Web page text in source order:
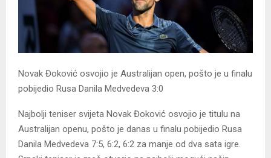
Novak Đoković osvojio je Australijan open, pošto je u finalu
pobijedio Rusa Danila Medvedeva 3:0
Najbolji teniser svijeta Novak Đoković osvojio je titulu na
Australijan openu, pošto je danas u finalu pobijedio Rusa
Danila Medvedeva 7:5, 6:2, 6:2 za manje od dva sata igre.